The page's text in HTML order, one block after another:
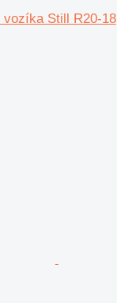
vozíka Still R20-18